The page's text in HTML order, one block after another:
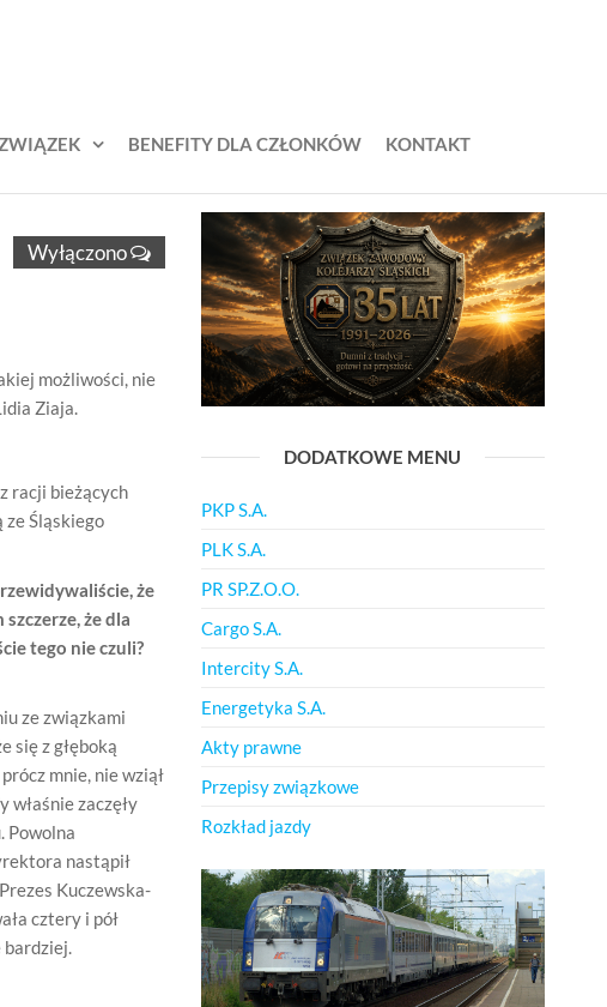
BENEFITY DLA CZŁONKÓW KONTAKT
Wyłączono
możliwości, nie
Ziaja.
racji bieżących
ze Śląskiego
że
że dla
tego nie czuli?
ze związkami
się z głęboką
mnie, nie wziął
właśnie zaczęły
Powolna
nastąpił
Kuczewska-
cztery i pół
bardziej.
DODATKOWE MENU
PKP S.A.
PLK S.A.
PR SP.Z.O.O.
Cargo S.A.
Intercity S.A.
Energetyka S.A.
Akty prawne
Przepisy związkowe
Rozkład jazdy